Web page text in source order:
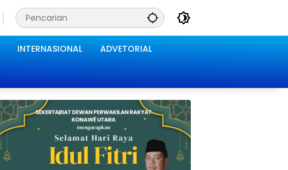
INTERNASIONAL ADVETORIAL